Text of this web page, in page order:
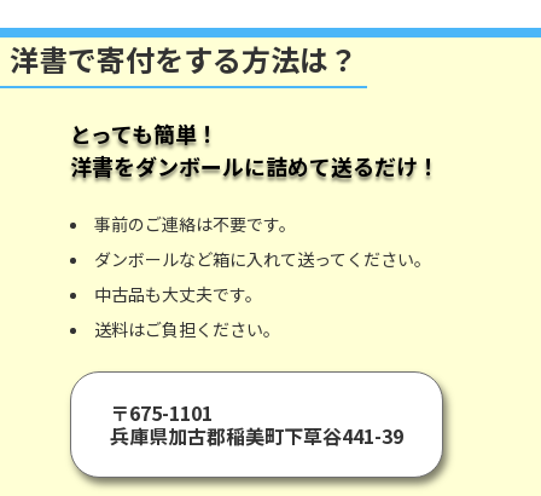
洋書で寄付をする方法は？
とっても簡単！
洋書をダンボールに詰めて送るだけ！
事前のご連絡は不要です。
ダンボールなど箱に入れて送ってください。
中古品も大丈夫です。
送料はご負担ください。
〒675-1101
兵庫県加古郡稲美町下草谷441-39